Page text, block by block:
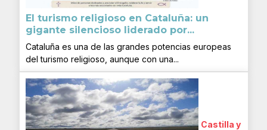
El turismo religioso en Cataluña: un
gigante silencioso liderado por...
Cataluña es una de las grandes potencias europeas
del turismo religioso, aunque con una...
Castilla y